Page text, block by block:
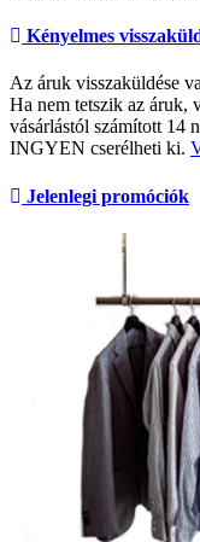
Kényelmes
Az áruk visszaküldése
Ha nem tetszik az áruk,
vásárlástól számított 14
INGYEN cserélheti ki.
Jelenlegi promóciók